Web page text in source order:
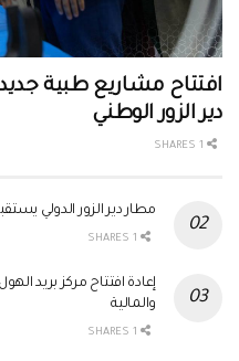
افتتاح مشاريع طبية
دير الزور الوطني
مطار دير الزور الدولي
إعادة افتتاح مركز بريد
والمالية